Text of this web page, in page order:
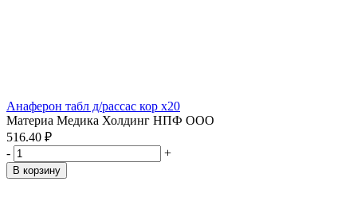
Анаферон табл д/рассас кор x20
Материа Медика Холдинг НПФ ООО
516.40 ₽
-
+
В корзину